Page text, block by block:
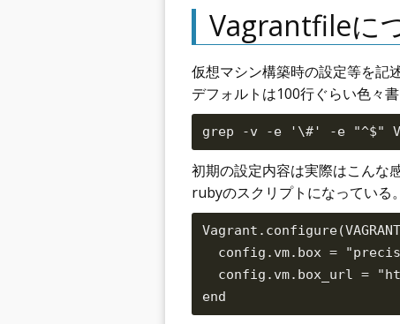
Vagrantfileに
仮想マシン構築時の設定等を記述
デフォルトは100行ぐらい色々
初期の設定内容は実際はこんな感
rubyのスクリプトになっている。
config.vm.box =
config.vm.box_url =